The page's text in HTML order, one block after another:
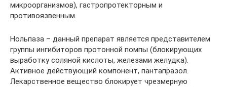
микроорганизмов), гастропротекторным и
противоязвенным.
Нольпаза – данный препарат является представителем
группы ингибиторов протонной помпы (блокирующих
выработку соляной кислоты, железами желудка).
Активное действующий компонент, пантапразол.
Лекарственное вещество блокирует чрезмерную